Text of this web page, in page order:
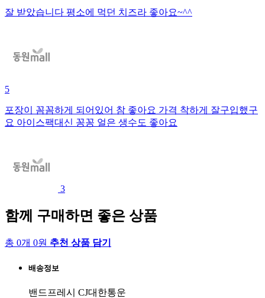
잘 받았습니다 평소에 먹던 치즈라 좋아요~^^
5
포장이 꼼꼼하게 되어있어 참 좋아요 가격 착하게 잘구입했구
요 아이스팩대신 꽁꽁 얼은 생수도 좋아요
3
함께 구매하면 좋은 상품
총 0개 0원 추천 상품 담기
배송정보
밴드프레시 CJ대한통운